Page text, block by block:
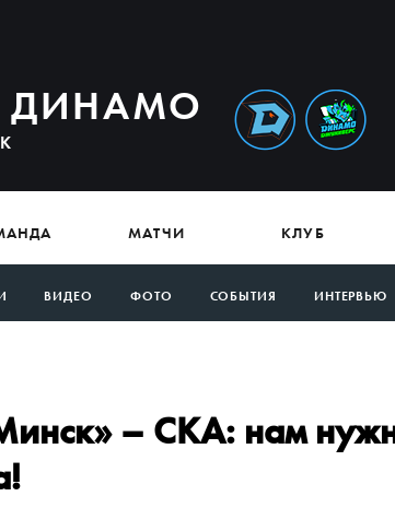
ДИНАМО
МАТЧИ КЛУБ
ВИДЕО ФОТО СОБЫТИЯ ИНТЕРВЬЮ
– СКА: нам